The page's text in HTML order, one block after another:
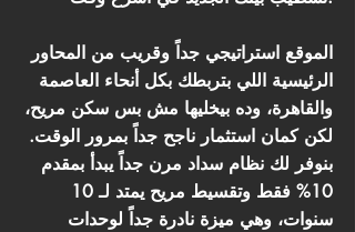
الموقع استراتيجي جداً وقريب من المحاور
الرئيسية اللي بتربطك بكل أنحاء العاصمة
والقاهرة، وده بيخليها مش بس سكن مريح،
لكن كمان استثمار ناجح جداً بمرور الوقت.
بنوفر لك نظام سداد مرن جداً يبدأ بمقدم
10% فقط وتقسيط مريح يمتد لـ 10
سنوات، وهي ميزة نادرة جداً لوحدات